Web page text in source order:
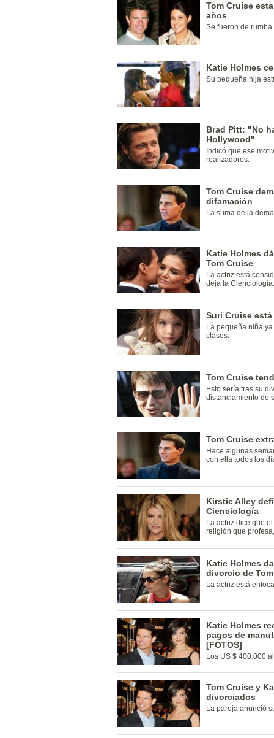
Tom Cruise
años
Se fueron de
Katie Holmes
Su pequeña hija
Brad Pitt: "No
Hollywood"
Indicó que ese
realizadores.
Tom Cruise
difamación
La suma de la
Katie Holmes
Tom Cruise
La actriz está
deja la Cienciología.
Suri Cruise
La pequeña niña
clases.
Tom Cruise
Esto sería tras su
distanciamiento de
Tom Cruise
Hace algunas
con ella todos los
Kirstie Alley
Cienciología
La actriz dice que
religión que
Katie Holmes
divorcio de
La actriz está
Katie Holmes
pagos de
[FOTOS]
Los US $ 400.000
Tom Cruise y
divorciados
La pareja anunció